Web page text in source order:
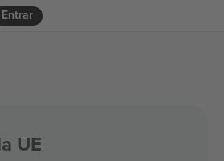
Entrar
UE